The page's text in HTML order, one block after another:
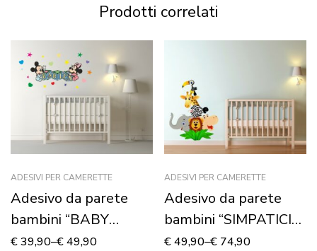
Prodotti correlati
ADESIVI PER CAMERETTE
Adesivo da parete
bambini “BABY
TOPOLINO E MINNIE”
€39,90–€49,90
ADESIVI PER CAMERETTE
Adesivo da parete
bambini “SIMPATICI
ANIMALI” – Adesivo
€49,90–€ 74,90